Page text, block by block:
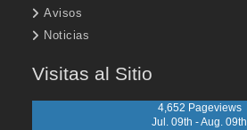
Avisos
Noticias
Visitas al Sitio
4,652 Pageviews
Jul. 09th - Aug. 09th